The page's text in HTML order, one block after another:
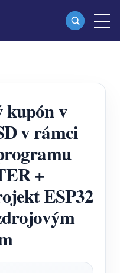
(WEM3080T)
(WEM3046T)
(WEM3050T)
služba
kupón v
v rámci
+
ESP32